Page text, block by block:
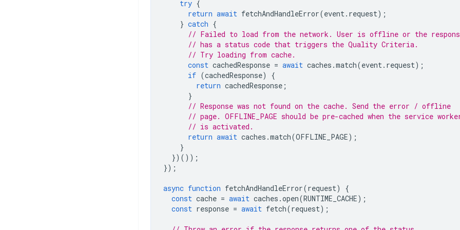
try {
return await fetchAndHandleError(event. request);
} catch {
// Failed to load from the network. User is offline or the
// has a status code that triggers the Quality Criteria.
// Try loading from cache.
const cachedResponse = await caches .match(event. request);
if (cachedResponse)
{
return cachedResponse ;
}
// Response was not found on the cache. Send the error / offline
// page. OFFLINE_PAGE should be pre-cached when the service
// is activated.
return await caches .match(OFFLINE_PAGE);
}
})());
});
async function fetchAndHandleError(request)
{
const cache = await caches .open(RUNTIME_CACHE);
const response = await fetch(request);